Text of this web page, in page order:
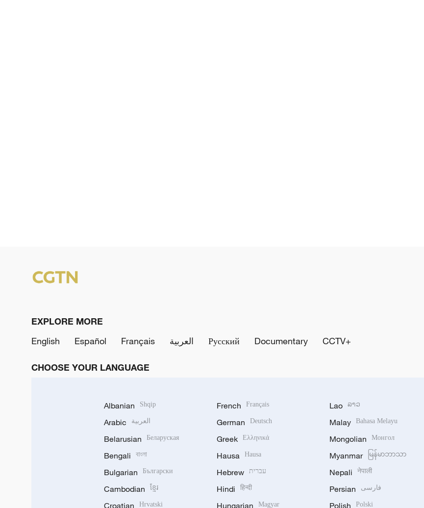
EXPLORE MORE
English
Español Français العربية Русский Documentary CCTV+
CHOOSE YOUR LANGUAGE
Albanian Shqip
Arabic العربية
Belarusian Беларуская
Bengali বাংলা
Bulgarian Български
Cambodian ខ្មែរ
Croatian Hrvatski
French Français
German Deutsch
Greek Ελληνικά
Hausa Hausa
Hebrew עברית
Hindi हिन्दी
Hungarian Magyar
Lao ລາວ
Malay Bahasa Melayu
Mongolian Монгол
Myanmar မြန်မာဘာသာ
Nepali नेपाली
Persian فارسی
Polish Polski